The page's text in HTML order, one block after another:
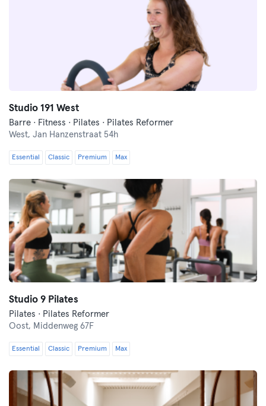
Studio 191 West
Barre · Fitness · Pilates · Pilates Reformer
West, Jan Hanzenstraat 54h
Essential Classic Premium Max
Studio 9 Pilates
Pilates · Pilates Reformer
Oost, Middenweg 67F
Essential Classic Premium Max